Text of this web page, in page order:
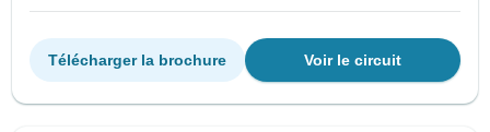
Voir le circuit
Télécharger la brochure